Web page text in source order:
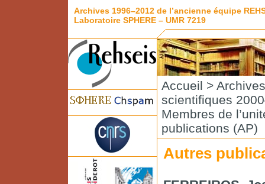
Archives 1996–2012 de l’ancienne équipe
Laboratoire SPHERE – UMR 7219
Accueil > Archives
scientifiques
Membres de
publications (AP)
Autres